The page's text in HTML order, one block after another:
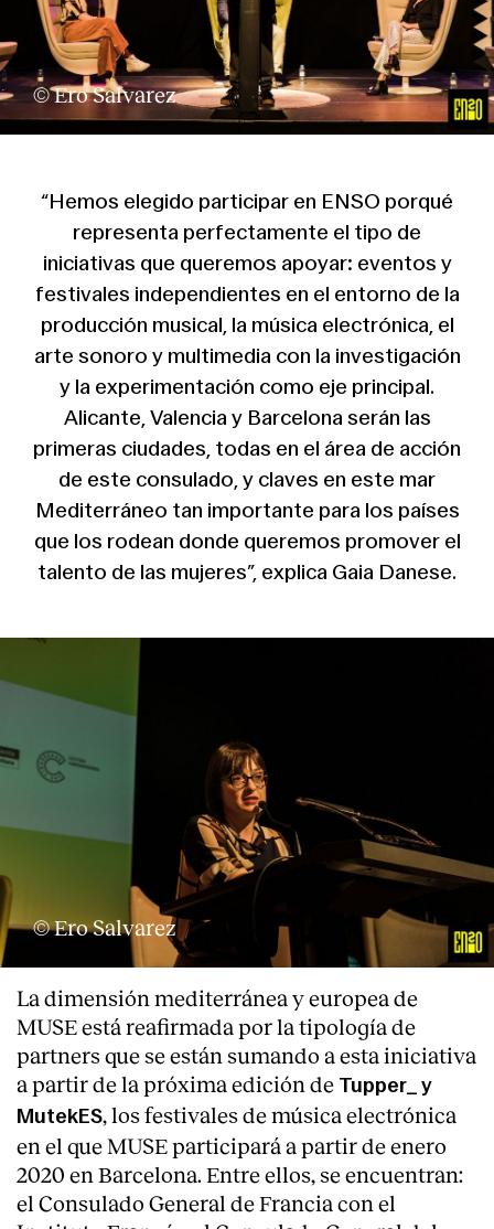
© Ero Salvarez
“Hemos elegido participar en ENSO porqué
representa perfectamente el tipo de
iniciativas que queremos apoyar: eventos y
festivales independientes en el entorno de la
producción musical, la música electrónica, el
arte sonoro y multimedia con la investigación
y la experimentación como eje principal.
Alicante, Valencia y Barcelona serán las
primeras ciudades, todas en el área de acción
de este consulado, y claves en este mar
Mediterráneo tan importante para los países
que los rodean donde queremos promover el
talento de las mujeres”, explica Gaia Danese.
© Ero Salvarez
La dimensión mediterránea y europea de
MUSE está reafirmada por la tipología de
partners que se están sumando a esta iniciativa
a partir de la próxima edición de Tupper_ y
MutekES, los festivales de música electrónica
en el que MUSE participará a partir de enero
2020 en Barcelona. Entre ellos, se encuentran:
el Consulado General de Francia con el